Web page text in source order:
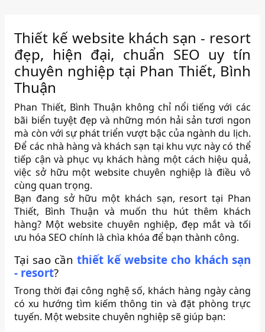
Thiết kế website khách sạn - resort
đẹp, hiện đại, chuẩn SEO uy tín
chuyên nghiệp tại Phan Thiết, Bình
Thuận
Phan Thiết, Bình Thuận không chỉ nổi tiếng với các
bãi biển tuyệt đẹp và những món hải sản tươi ngon
mà còn với sự phát triển vượt bậc của ngành du lịch.
Để các nhà hàng và khách sạn tại khu vực này có thể
tiếp cận và phục vụ khách hàng một cách hiệu quả,
việc sở hữu một website chuyên nghiệp là điều vô
cùng quan trọng.
Bạn đang sở hữu một khách sạn, resort tại Phan
Thiết, Bình Thuận và muốn thu hút thêm khách
hàng? Một website chuyên nghiệp, đẹp mắt và tối
ưu hóa SEO chính là chìa khóa để bạn thành công.
Tại sao cầnthiết kế website cho khách sạn
- resort?
Trong thời đại công nghệ số, khách hàng ngày càng
có xu hướng tìm kiếm thông tin và đặt phòng trực
tuyến. Một website chuyên nghiệp sẽ giúp bạn: